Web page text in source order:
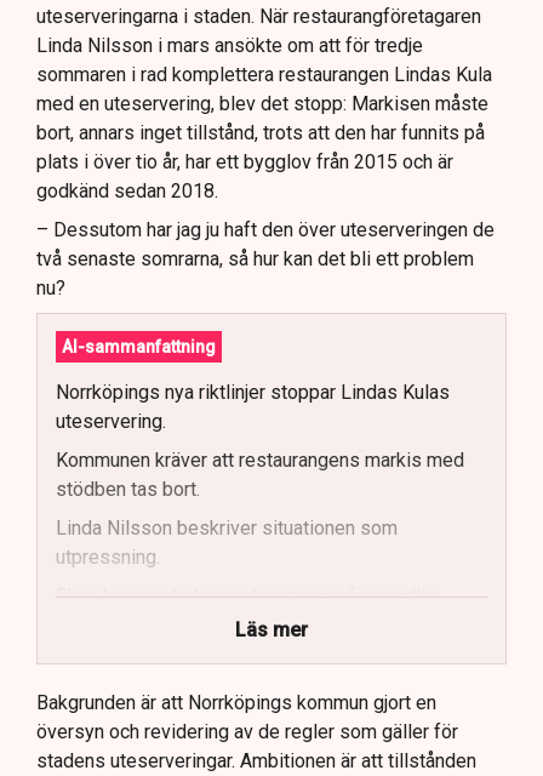
uteserveringarna i staden. När restaurangföretagaren
Linda Nilsson i mars ansökte om att för tredje
sommaren i rad komplettera restaurangen Lindas Kula
med en uteservering, blev det stopp: Markisen måste
bort, annars inget tillstånd, trots att den har funnits på
plats i över tio år, har ett bygglov från 2015 och är
godkänd sedan 2018.
– Dessutom har jag ju haft den över uteserveringen de
två senaste somrarna, så hur kan det bli ett problem
nu?
AI-sammanfattning
Norrköpings nya riktlinjer stoppar Lindas Kulas
uteservering.
Kommunen kräver att restaurangens markis med
stödben tas bort.
Linda Nilsson beskriver situationen som
utpressning.
Flera krögare kritiserar kommunen för otydlig
Kommunen vill skapa enhetliga regler för
uteserveringar.
Lindas Kula ställer in uteserveringen för
sommaren.
Läs mer
Bakgrunden är att Norrköpings kommun gjort en
översyn och revidering av de regler som gäller för
stadens uteserveringar. Ambitionen är att tillstånden